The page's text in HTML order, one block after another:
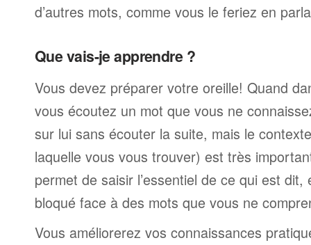
d’autres mots, comme vous le feriez en
Que vais-je apprendre ?
Vous devez préparer votre oreille! Quand
vous écoutez un mot que vous ne
sur lui sans écouter la suite, mais le
laquelle vous vous trouver) est très
permet de saisir l’essentiel de ce qui est
bloqué face à des mots que vous ne
Vous améliorerez vos connaissances